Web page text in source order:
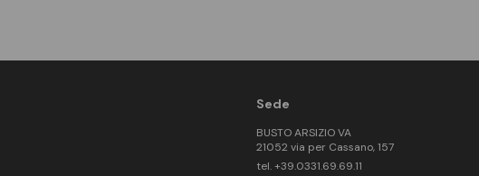
Sede
BUSTO ARSIZIO VA
21052 via per Cassano, 157
tel. +39.0331.69.69.11